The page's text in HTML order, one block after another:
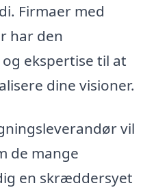
Firmaer med
har den
ekspertise til at
dine visioner.
vil
de mange
en skræddersyet